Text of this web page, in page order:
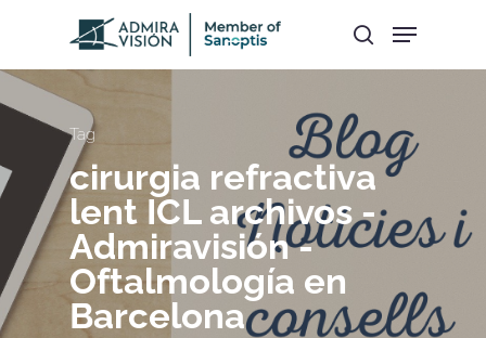
Hit enter to search or ESC to close
Tag
cirurgia refractiva
lent ICL archivos -
Admiravisión -
Oftalmología en
Barcelona